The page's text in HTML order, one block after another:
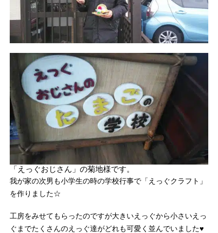
「えっぐおじさん」の菊地様です。
我が家の次男も小学生の時の学校行事で「えっぐクラフト」
を作りました☆
工房をみせてもらったのですが大きいえっぐから小さいえっ
ぐまでたくさんのえっぐ達がどれも可愛く並んでいました♥